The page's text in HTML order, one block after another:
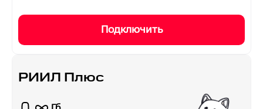
Подключить
РИИЛ Плюс